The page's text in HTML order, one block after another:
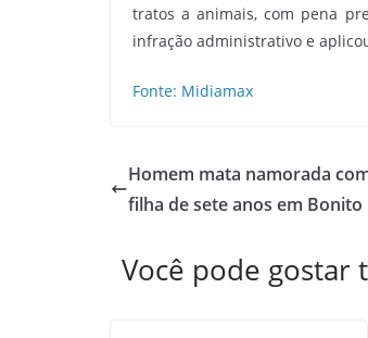
tratos a animais, com pena
infração administrativo e
Fonte: Midiamax
Homem mata namorada
filha de sete anos em Bonito
Você pode gostar